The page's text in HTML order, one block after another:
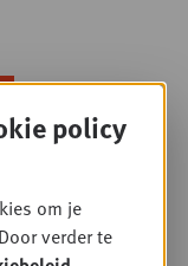
policy
om je
verder te